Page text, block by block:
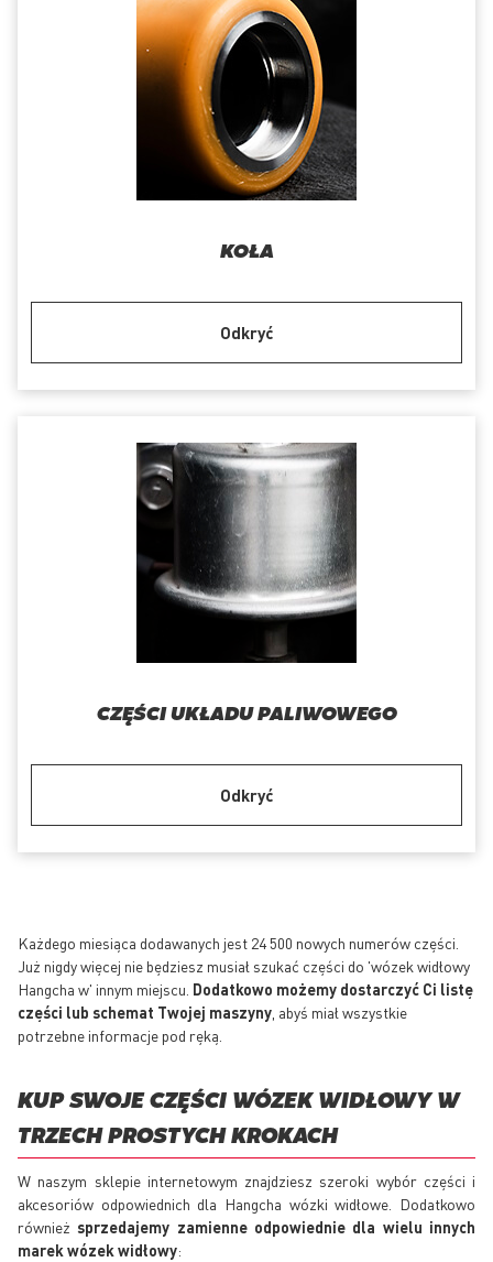
KOŁA
Odkryć
CZĘŚCI UKŁADU PALIWOWEGO
Odkryć
Każdego miesiąca dodawanych jest 24 500 nowych numerów części.
Już nigdy więcej nie będziesz musiał szukać części do 'wózek widłowy
Hangcha w' innym miejscu. Dodatkowo możemy dostarczyć Ci listę
części lub schemat Twojej maszyny , abyś miał wszystkie
potrzebne informacje pod ręką.
KUP SWOJE CZĘŚCI WÓZEK WIDŁOWY W
TRZECH PROSTYCH KROKACH
W naszym sklepie internetowym znajdziesz szeroki wybór części i
akcesoriów odpowiednich dla Hangcha wózki widłowe. Dodatkowo
równieżsprzedajemy zamienne odpowiednie dla wielu innych
marek wózek widłowy: